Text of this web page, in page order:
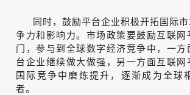
同时，鼓励平台企业积极开拓国际
争力和影响力。市场政策要鼓励互联网
门，参与到全球数字经济竞争中，一
台企业继续做大做强，另一方面互联网
国际竞争中磨炼提升，逐渐成为全球
者。